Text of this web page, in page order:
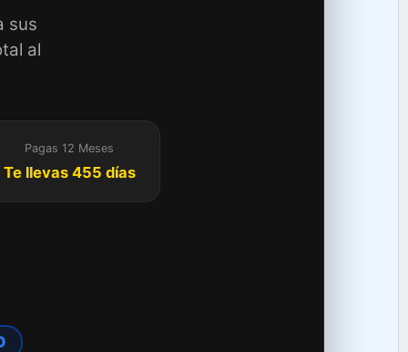
sus
al
Pagas 12 Meses
Te llevas 455 días